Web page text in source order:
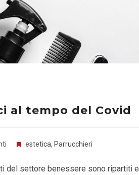
al tempo del Covid
estetica, Parrucchieri
del settore benessere sono ripartiti e